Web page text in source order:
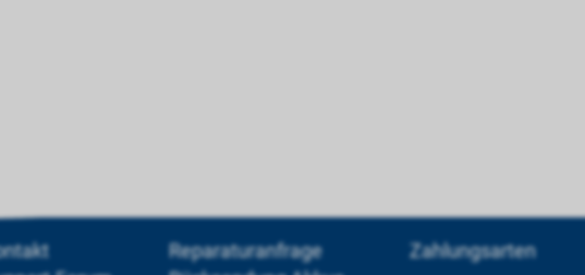
Reparaturanfrage
Zahlungsarten